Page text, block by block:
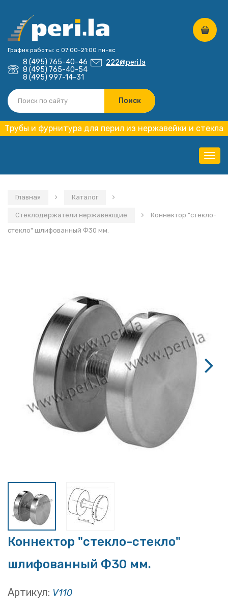
График работы: с 07:00-21:00 пн-вс
8 (495) 765-40-46
8 (495) 765-40-54
8 (495) 997-14-31
222@peri.la
Трубы и фурнитура для перил из нержавейки и стекла
Главная Каталог
Стеклодержатели нержавеющие
Коннектор "стекло-
стекло" шлифованный Ф30 мм.
Коннектор "стекло-стекло"
шлифованный Ф30 мм.
Артикул: V110